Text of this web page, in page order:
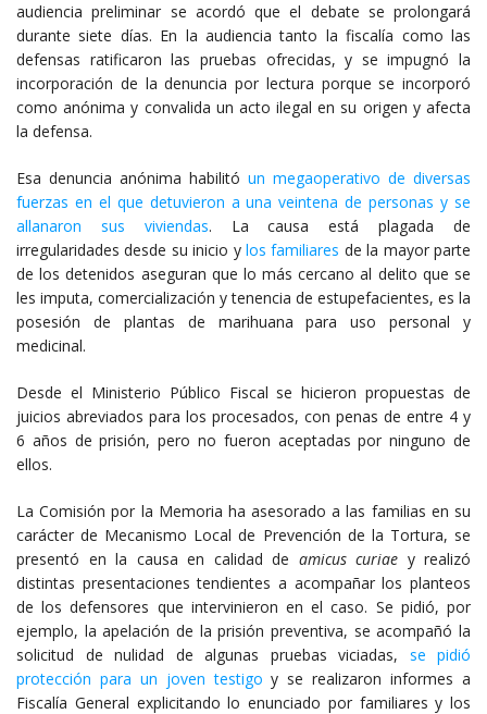
audiencia preliminar se acordó que el debate se prolongará
durante siete días. En la audiencia tanto la fiscalía como las
defensas ratificaron las pruebas ofrecidas, y se impugnó la
incorporación de la denuncia por lectura porque se incorporó
como anónima y convalida un acto ilegal en su origen y afecta
la defensa.
Esa denuncia anónima habilitó un megaoperativo de diversas
fuerzas en el que detuvieron a una veintena de personas y se
allanaron sus viviendas. La causa está plagada de
irregularidades desde su inicio y los familiares de la mayor parte
de los detenidos aseguran que lo más cercano al delito que se
les imputa, comercialización y tenencia de estupefacientes, es la
posesión de plantas de marihuana para uso personal y
medicinal.
Desde el Ministerio Público Fiscal se hicieron propuestas de
juicios abreviados para los procesados, con penas de entre 4 y
6 años de prisión, pero no fueron aceptadas por ninguno de
ellos.
La Comisión por la Memoria ha asesorado a las familias en su
carácter de Mecanismo Local de Prevención de la Tortura, se
presentó en la causa en calidad de amicus curiae y realizó
distintas presentaciones tendientes a acompañar los planteos
de los defensores que intervinieron en el caso. Se pidió, por
ejemplo, la apelación de la prisión preventiva, se acompañó la
solicitud de nulidad de algunas pruebas viciadas, se pidió
protección para un joven testigo y se realizaron informes a
Fiscalía General explicitando lo enunciado por familiares y los